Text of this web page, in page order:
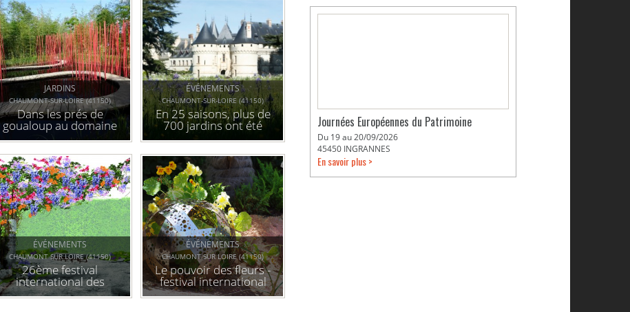
JARDINS
CHAUMONT-SUR-LOIRE (41150)
Dans les prés de
goualoup au domaine
de chaumont.
ÉVÉNEMENTS
CHAUMONT-SUR-LOIRE (41150)
En 25 saisons, plus de
700 jardins ont été
créés
ÉVÉNEMENTS
CHAUMONT SUR LOIRE (41150)
26ème festival
international des
jardins : le pouvoir des
ÉVÉNEMENTS
CHAUMONT SUR LOIRE (41150)
Le pouvoir des fleurs -
festival international
des jardins
Journées Européennes du Patrimoine
Du 19 au 20/09/2026
45450 INGRANNES
En savoir plus >